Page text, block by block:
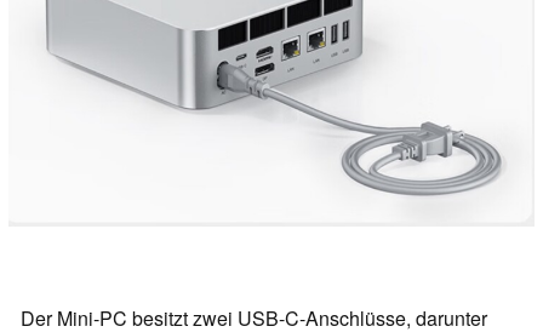
Der Mini-PC besitzt zwei USB-C-Anschlüsse, darunter